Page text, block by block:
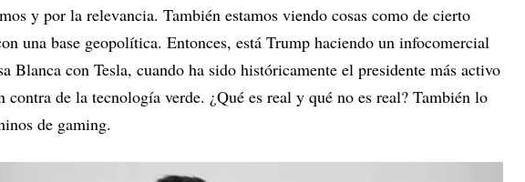
y por la relevancia. También estamos viendo cosas como de cierto
una base geopolítica. Entonces, está Trump haciendo un infocomercial
Blanca con Tesla, cuando ha sido históricamente el presidente más activo
contra de la tecnología verde. ¿Qué es real y qué no es real? También lo
de gaming.